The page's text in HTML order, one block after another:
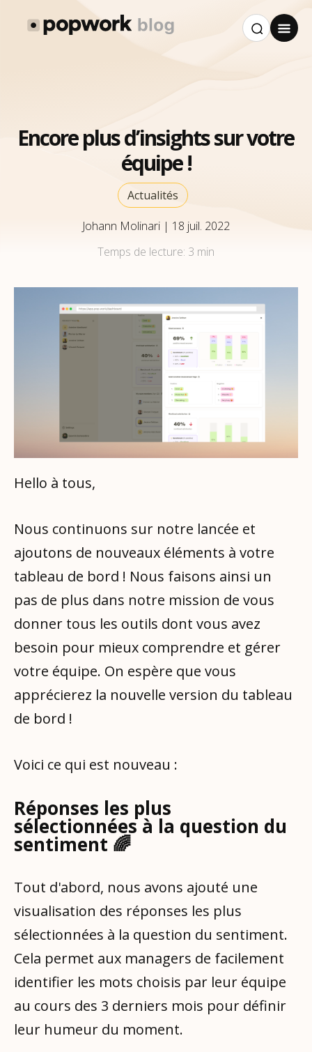
Encore plus d’insights sur votre
équipe !
Actualités
Johann Molinari | 18 juil. 2022
Temps de lecture: 3 min
Hello à tous,
Nous continuons sur notre lancée et
ajoutons de nouveaux éléments à votre
tableau de bord ! Nous faisons ainsi un
pas de plus dans notre mission de vous
donner tous les outils dont vous avez
besoin pour mieux comprendre et gérer
votre équipe. On espère que vous
apprécierez la nouvelle version du tableau
de bord !
Voici ce qui est nouveau :
Réponses les plus
sélectionnées à la question du
sentiment 🌈
Tout d'abord, nous avons ajouté une
visualisation des réponses les plus
sélectionnées à la question du sentiment.
Cela permet aux managers de facilement
identifier les mots choisis par leur équipe
au cours des 3 derniers mois pour définir
leur humeur du moment.